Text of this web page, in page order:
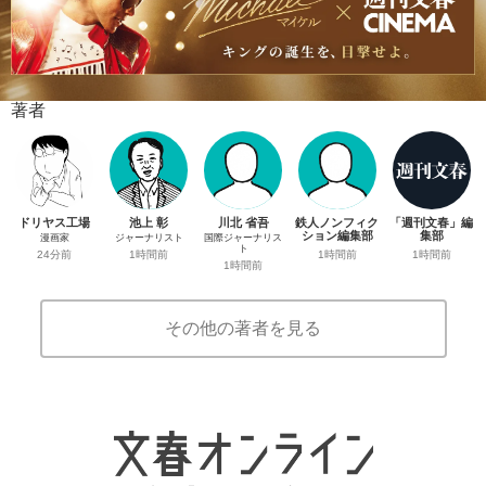
著者
ドリヤス工場
漫画家
24分前
池上 彰
ジャーナリスト
1時間前
川北 省吾
国際ジャーナリス
ト
1時間前
鉄人ノンフィク
ション編集部
1時間前
「週刊文春」編
集部
1時間前
その他の著者を見る